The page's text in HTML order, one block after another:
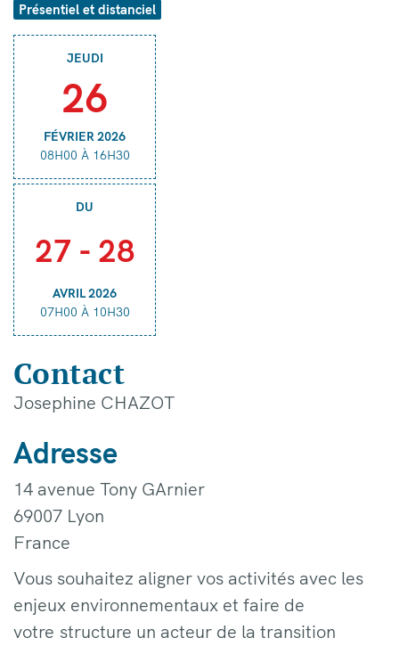
Présentiel et distanciel
JEUDI
26
FÉVRIER 2026
08H00 À 16H30
DU
27 - 28
AVRIL 2026
07H00 À 10H30
Contact
Josephine CHAZOT
Adresse
14 avenue Tony GArnier
69007 Lyon
France
Vous souhaitez aligner vos activités avec les
enjeux environnementaux et faire de
votre structure un acteur de la transition